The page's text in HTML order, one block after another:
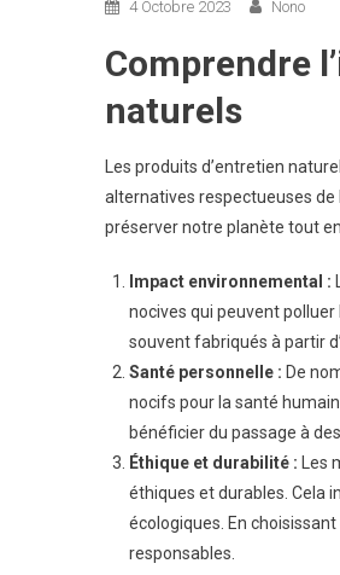
4 Octobre 2023 Nono
Comprendre
naturels
Les produits d’entretien
alternatives respectueuses de
préserver notre planète tout
Impact environnemental :
nocives qui peuvent polluer
souvent fabriqués à partir
Santé personnelle : De
nocifs pour la santé
bénéficier du passage à
Éthique et durabilité : Les
éthiques et durables. Cela
écologiques. En
responsables.